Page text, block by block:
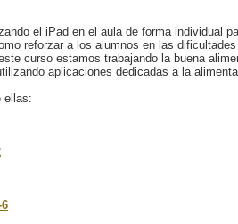
el iPad en el aula de forma individual
reforzar a los alumnos en las
curso estamos trabajando la buena
aplicaciones dedicadas a la
ellas: